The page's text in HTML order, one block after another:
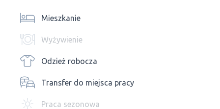
Mieszkanie
Wyżywienie
Odzież robocza
Transfer do miejsca pracy
Praca sezonowa